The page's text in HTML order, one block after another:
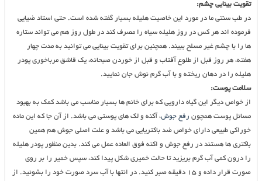
تقویت بینایی چشم:
در طب سنتی ما در مورد این خاصیت هلیله بسیار گفته شده است. حتی استاد ضیایی
فرموده اند هر کس در روز هلیله سیاه را مصرف کند در طول روز هم می تواند ستاره
ها را با چشم غیر مسلح ببیند. همچنین برای تقویت بینایی می توانید به مدت چهار
هفته، هر روز قبل از طلوع آفتاب و قبل از خوردن صبحانه، یک قاشق مرباخوری پودر
هلیله را در دهان ریخته و با آب گرم نوش جان نمایید.
سلامت پوست:
از خواص دیگر این گیاه دارویی که برای خانم ها بسیار مناسب می باشد کمک به بهبود
مسائل پوست همچون رفع جوش، آکنه و لک های پوستی می باشد. از آن جا که این ماده
خوراکی طبیعی دارای خواص ضد باکتریایی می باشد و علت اصلی جوش هم همین
باکتری ها هستند در رفع جوش و اکنه فوق العاده عمل می کند. بدین منظور پودر هلیله
را درون کمی آب گرم بریزید تا حالت خمیری شکل پیدا کند، سپس خمیر را بر روی
صورت قرار داده و ۱۵ دقیقه صبر کنید. در انتها با آب سرد صورت خود را بشوئید. از